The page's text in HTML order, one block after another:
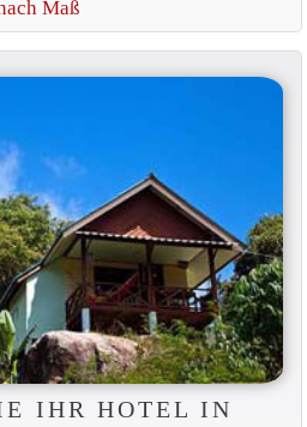
Maß
IHR HOTEL IN